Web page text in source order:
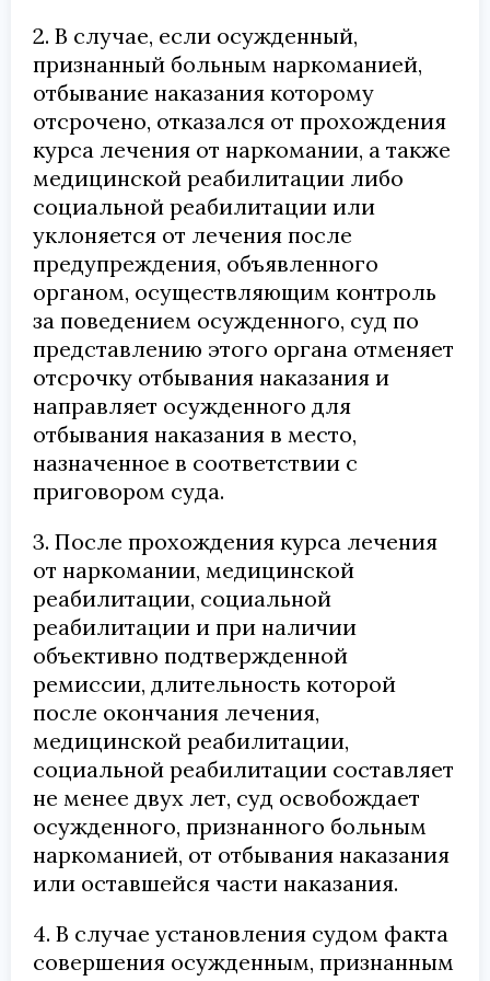
2. В случае, если осужденный,
признанный больным наркоманией,
отбывание наказания которому
отсрочено, отказался от прохождения
курса лечения от наркомании, а также
медицинской реабилитации либо
социальной реабилитации или
уклоняется от лечения после
предупреждения, объявленного
органом, осуществляющим контроль
за поведением осужденного, суд по
представлению этого органа отменяет
отсрочку отбывания наказания и
направляет осужденного для
отбывания наказания в место,
назначенное в соответствии с
приговором суда.
3. После прохождения курса лечения
от наркомании, медицинской
реабилитации, социальной
реабилитации и при наличии
объективно подтвержденной
ремиссии, длительность которой
после окончания лечения,
медицинской реабилитации,
социальной реабилитации составляет
не менее двух лет, суд освобождает
осужденного, признанного больным
наркоманией, от отбывания наказания
или оставшейся части наказания.
4. В случае установления судом факта
совершения осужденным, признанным